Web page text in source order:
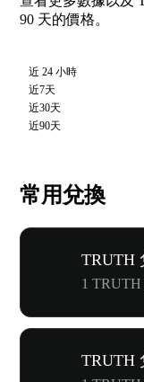
90 天的價格。
近 24 小時
近7天
近30天
近90天
常用兌換
TRUTH
1 TRUTH
TRUTH